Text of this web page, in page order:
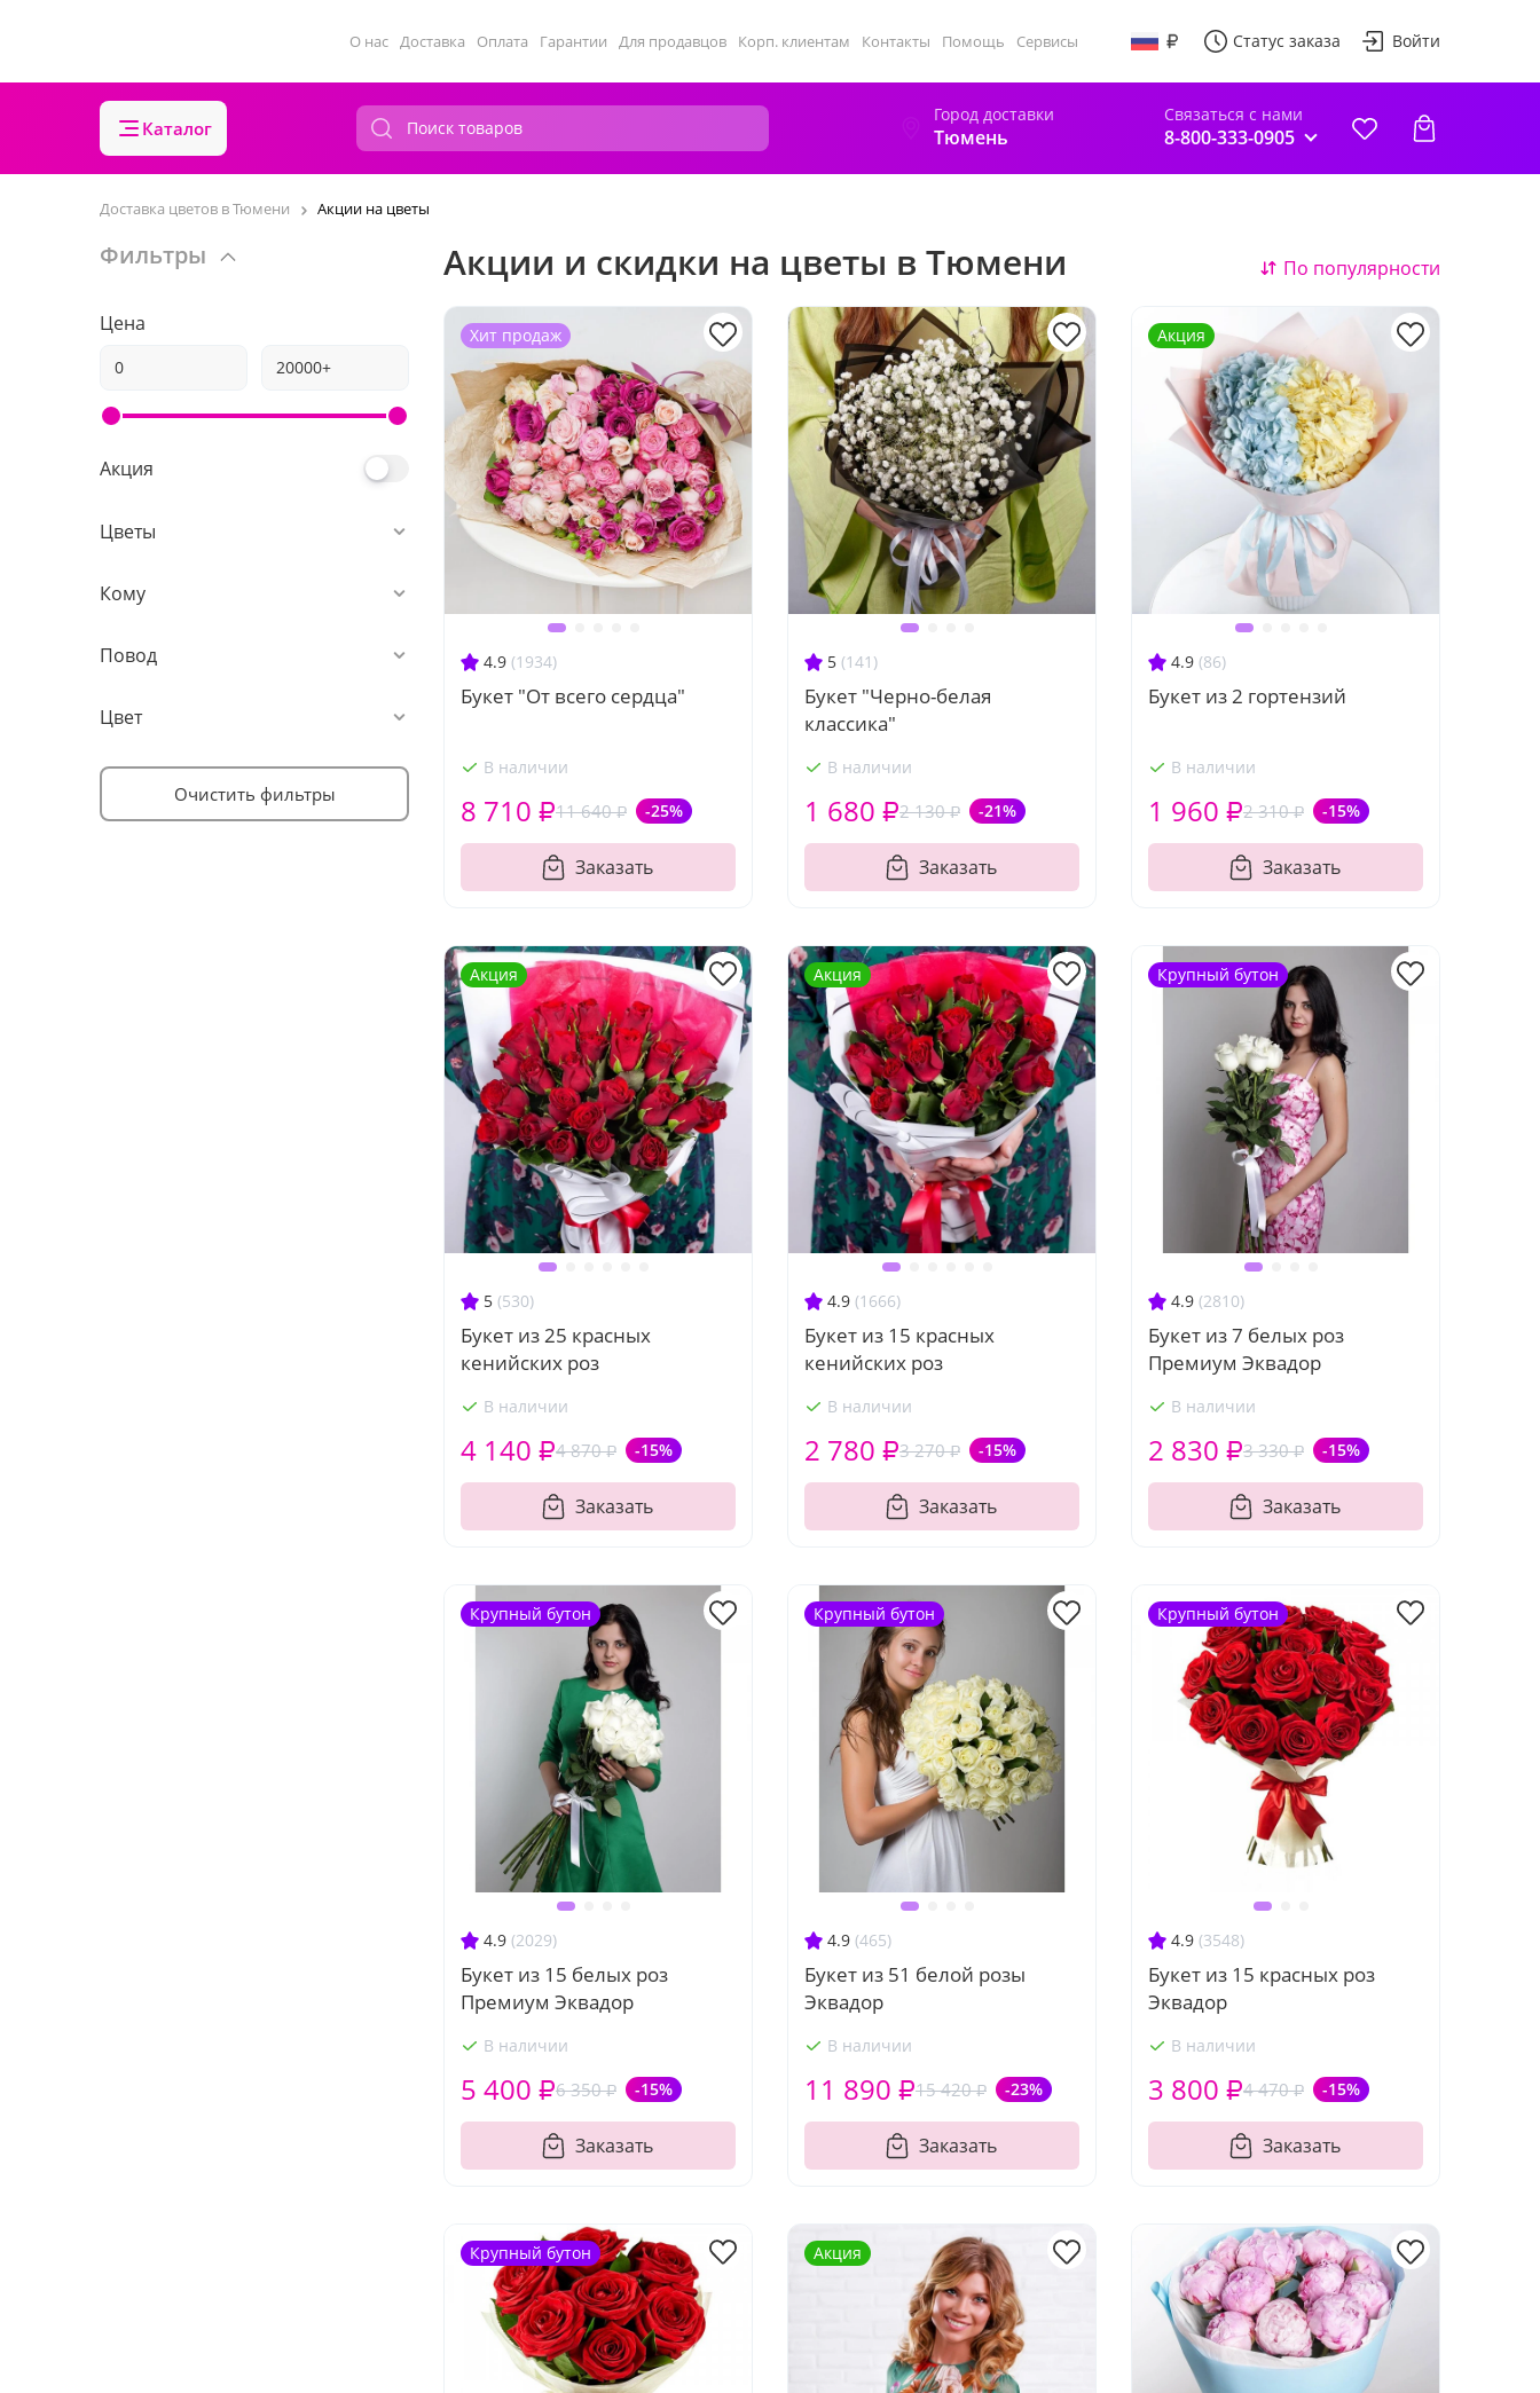
О нас Доставка Оплата Гарантии Для продавцов Корп. клиентам Контакты Помощь Сервисы Статус заказа Войти
Каталог
Город доставки
Тюмень
Связаться с нами
8-800-333-0905
Доставка цветов в Тюмени Акции на цветы
Фильтры
Цена
Акция
Цветы
Кому
Повод
Цвет
Очистить фильтры
Акции и скидки на цветы в Тюмени По популярности
4.9 (1934)
Букет "От всего сердца"
В наличии
11 640 ₽ -25%
8 710 ₽
Заказать
Хит продаж
5 (141)
Букет "Черно-белая
классика"
В наличии
2 130 ₽ -21%
1 680 ₽
Заказать
4.9 (86)
Букет из 2 гортензий
В наличии
2 310 ₽ -15%
1 960 ₽
Заказать
Акция
5 (530)
Букет из 25 красных
кенийских роз
В наличии
4 870 ₽ -15%
4 140 ₽
Заказать
Акция
4.9 (1666)
Букет из 15 красных
кенийских роз
В наличии
3 270 ₽ -15%
2 780 ₽
Заказать
Акция
4.9 (2810)
Букет из 7 белых роз
Премиум Эквадор
В наличии
3 330 ₽ -15%
2 830 ₽
Заказать
Крупный бутон
4.9 (2029)
Букет из 15 белых роз
Премиум Эквадор
В наличии
6 350 ₽ -15%
5 400 ₽
Заказать
Крупный бутон
4.9 (465)
Букет из 51 белой розы
Эквадор
В наличии
15 420 ₽ -23%
11 890 ₽
Заказать
Крупный бутон
4.9 (3548)
Букет из 15 красных роз
Эквадор
В наличии
4 470 ₽ -15%
3 800 ₽
Заказать
Крупный бутон
Крупный бутон Акция